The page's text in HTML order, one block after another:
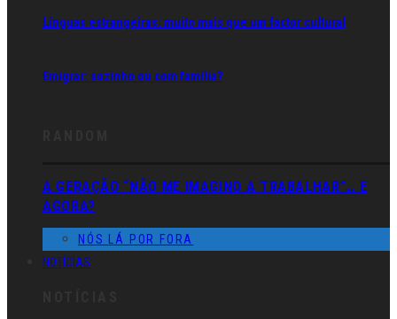
Línguas estrangeiras: muito mais que um factor cultural
Emigrar: sozinho ou com família?
A GERAÇÃO “NÃO ME IMAGINO A TRABALHAR”… E
AGORA?
NÓS LÁ POR FORA
NOTÍCIAS